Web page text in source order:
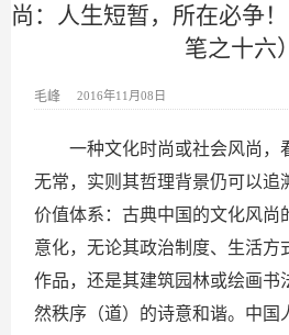
尚：人生短暂，所在必争
笔之十六）
毛峰 2016年11月08日
一种文化时尚或社会风尚，
无常，实则其哲理背景仍可以追
价值体系：古典中国的文化风尚
意化，无论其政治制度、生活方
作品，还是其建筑园林或绘画书
然秩序（道）的诗意和谐。中国